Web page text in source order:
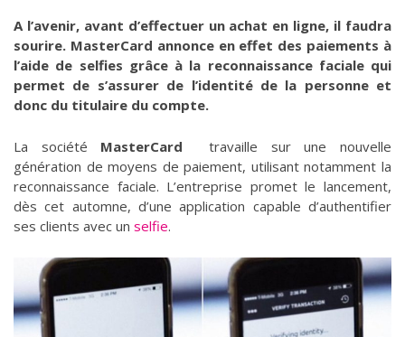
A l’avenir, avant d’effectuer un achat en ligne, il faudra
sourire. MasterCard annonce en effet des paiements à
l’aide de selfies grâce à la reconnaissance faciale qui
permet de s’assurer de l’identité de la personne et
donc du titulaire du compte.
La société MasterCard
travaille sur une nouvelle
génération de moyens de paiement, utilisant notamment la
reconnaissance faciale. L’entreprise promet le lancement,
dès cet automne, d’une application capable d’authentifier
ses clients avec un selfie.